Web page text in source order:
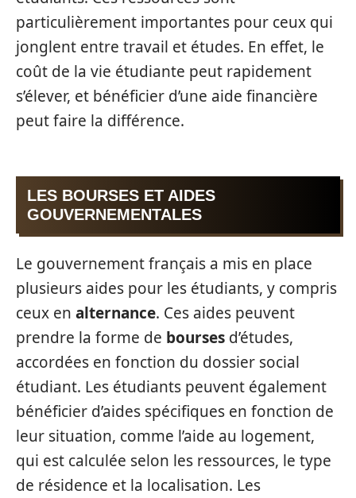
particulièrement importantes pour ceux qui
jonglent entre travail et études. En effet, le
coût de la vie étudiante peut rapidement
s’élever, et bénéficier d’une aide financière
peut faire la différence.
LES BOURSES ET AIDES
GOUVERNEMENTALES
Le gouvernement français a mis en place
plusieurs aides pour les étudiants, y compris
ceux en alternance. Ces aides peuvent
prendre la forme de bourses d’études,
accordées en fonction du dossier social
étudiant. Les étudiants peuvent également
bénéficier d’aides spécifiques en fonction de
leur situation, comme l’aide au logement,
qui est calculée selon les ressources, le type
de résidence et la localisation. Les